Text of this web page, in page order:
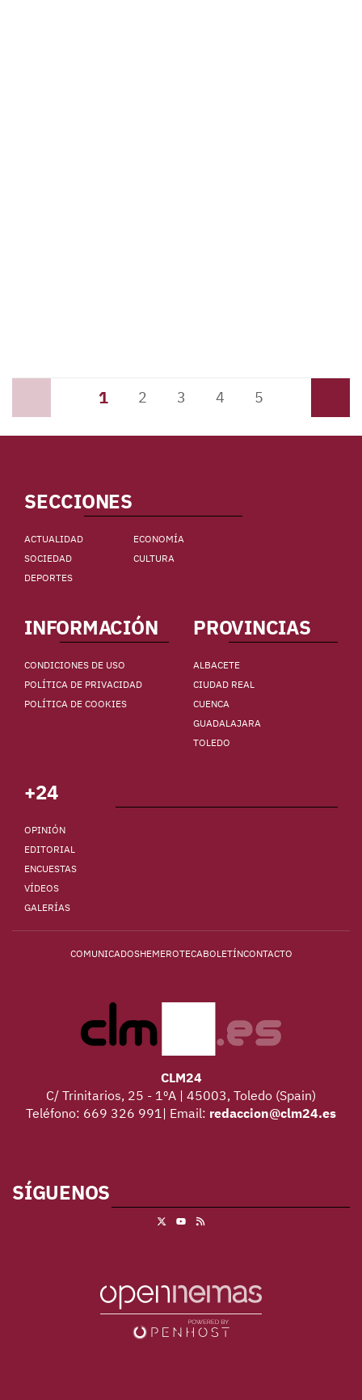
1 2 3 4 5
SECCIONES
ACTUALIDAD
ECONOMÍA
SOCIEDAD
CULTURA
DEPORTES
INFORMACIÓN
CONDICIONES DE USO
POLÍTICA DE PRIVACIDAD
POLÍTICA DE COOKIES
PROVINCIAS
ALBACETE
CIUDAD REAL
CUENCA
GUADALAJARA
TOLEDO
+24
OPINIÓN
EDITORIAL
ENCUESTAS
VÍDEOS
GALERÍAS
COMUNICADOSHEMEROTECABOLETÍNCONTACTO
CLM24
C/ Trinitarios, 25 - 1ºA | 45003, Toledo (Spain)
Teléfono: 669 326 991| Email: redaccion@clm24.es
SÍGUENOS